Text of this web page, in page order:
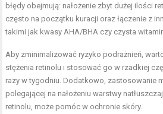
błędy obejmują: nałożenie zbyt dużej ilości
często na początku kuracji oraz łączenie z
takimi jak kwasy AHA/BHA czy czysta
Aby zminimalizować ryzyko podrażnień,
stężenia retinolu i stosować go w rzadkiej
razy w tygodniu. Dodatkowo, zastosowanie
polegającej na nałożeniu warstwy
retinolu, może pomóc w ochronie skóry.